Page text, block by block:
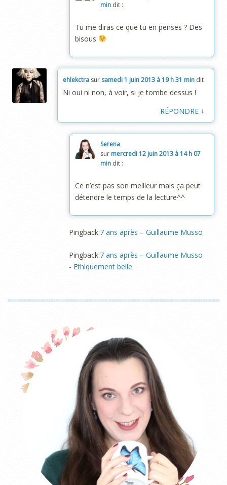
min dit :
Tu me diras ce que tu en penses ? Des
bisous
ehlekctra sur samedi 1 juin 2013 à 19 h 31 min dit :
Ni oui ni non, à voir, si je tombe dessus !
RÉPONDRE ↓
Serena
sur mercredi 12 juin 2013 à 14 h 07
min dit :
Ce n’est pas son meilleur mais ça peut
détendre le temps de la lecture^^
Pingback:7 ans après – Guillaume Musso
Pingback:7 ans après – Guillaume Musso
- Ethiquement belle